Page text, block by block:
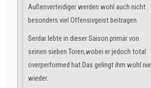
Außenverteidiger werden wohl auch nicht
besonders viel Offensivgeist beitragen.
Serdar lebte in dieser Saison primär von
seinen sieben Toren,wobei er jedoch total
overperformed hat.Das gelingt ihm wohl nie
wieder.